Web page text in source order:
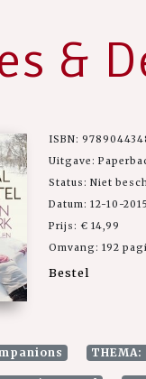
&
ISBN:
Uitgave:
Status: Niet
Datum: 12-10-2015
Prijs: € 14,99
Omvang: 192
Bestel